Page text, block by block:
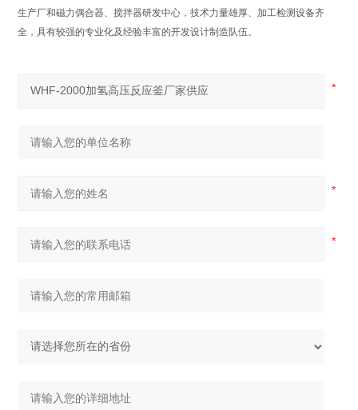
生产厂和磁力偶合器、搅拌器研发中心，技术力量雄厚、加工检测设备齐
全，具有较强的专业化及经验丰富的开发设计制造队伍。